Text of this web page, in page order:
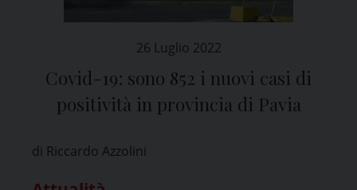
26 Luglio 2022
Covid-19: sono 852 i nuovi casi di
positività in provincia di Pavia
di Riccardo Azzolini